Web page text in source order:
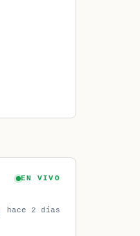
EN VIVO
hace 2 días